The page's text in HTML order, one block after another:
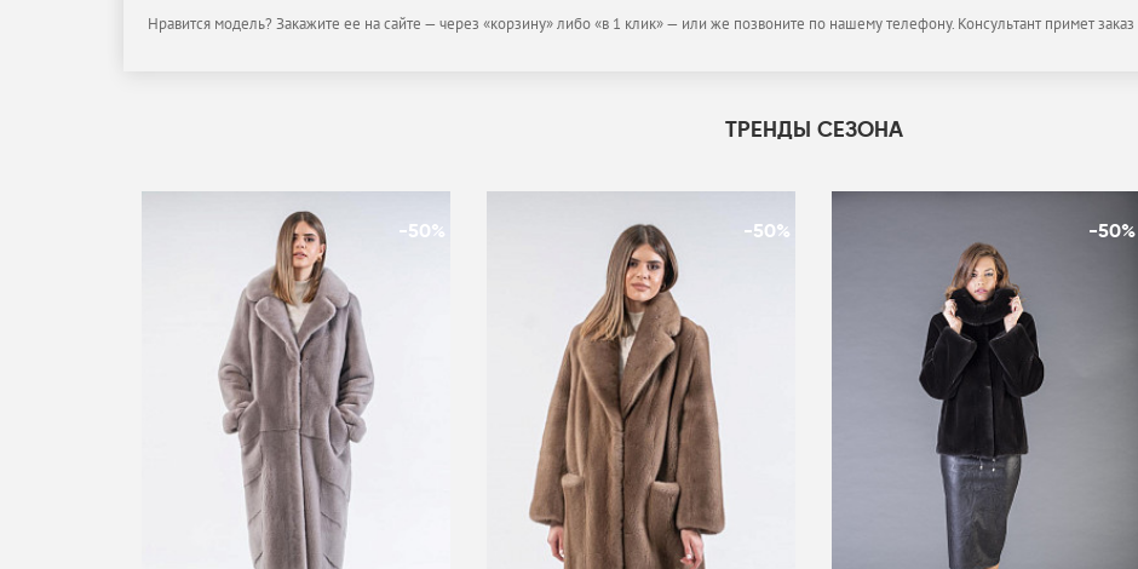
Нравится модель? Закажите ее на сайте — через «корзину» либо «в 1 клик» — или же позвоните по нашему телефону. Консультант примет заказ
ТРЕНДЫ СЕЗОНА
-50% -50% -50%